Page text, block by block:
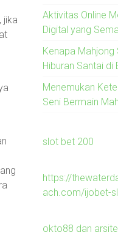
jika
Aktivitas Online
Digital yang
Kenapa Mahjong
Hiburan Santai di
Menemukan
Seni Bermain
slot bet 200
https://
ach.com/ijobet-
okto88 dan